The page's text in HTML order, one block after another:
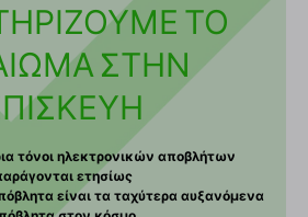
ΤΟ
ΣΤΗΝ
τόνοι ηλεκτρονικών αποβλήτων
ετησίως
είναι τα ταχύτερα αυξανόμενα